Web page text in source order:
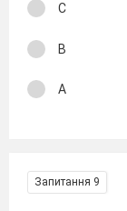
С
В
А
Запитання 9